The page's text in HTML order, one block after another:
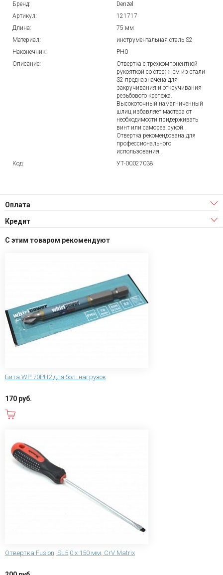
Бренд:
Denzel
Артикул:
121717
Длина:
75 мм
Материал:
инструментальная сталь S2
Наконечник:
PH0
Описание:
Отвертка с трехкомпонентной
рукояткой со стержнем из стали
S2 предназначена для
закручивания и откручивания
резьбового крепежа.
Высокоточный намагниченный
шлиц избавляет мастера от
необходимости придерживать
винт или саморез рукой.
Отвертка рекомендована для
профессионального
использования.
Код:
УТ-00027038
Оплата
Кредит
С этим товаром рекомендуют
Бита WP 70PH2 для бол. нагрузок
170 руб.
Отвертка Fusion, SL5,0 х 150 мм, CrV Matrix